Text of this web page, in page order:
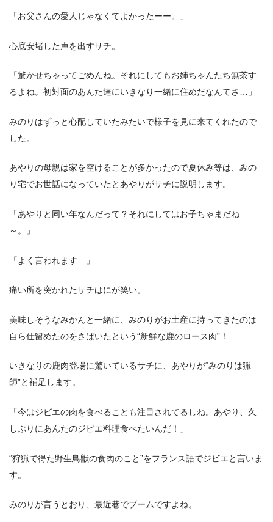
「お父さんの愛人じゃなくてよかったーー。」
心底安堵した声を出すサチ。
「驚かせちゃってごめんね。それにしてもお姉ちゃんたち無茶す
るよね。初対面のあんた達にいきなり一緒に住めだなんてさ…」
みのりはずっと心配していたみたいで様子を見に来てくれたので
した。
あやりの母親は家を空けることが多かったので夏休み等は、みの
り宅でお世話になっていたとあやりがサチに説明します。
「あやりと同い年なんだって？それにしてはお子ちゃまだね
～。」
「よく言われます…」
痛い所を突かれたサチはにが笑い。
美味しそうなみかんと一緒に、みのりがお土産に持ってきたのは
自ら仕留めたのをさばいたという“新鮮な鹿のロース肉”！
いきなりの鹿肉登場に驚いているサチに、あやりが“みのりは猟
師”と補足します。
「今はジビエの肉を食べることも注目されてるしね。あやり、久
しぶりにあんたのジビエ料理食べたいんだ！」
“狩猟で得た野生鳥獣の食肉のこと”をフランス語でジビエと言いま
す。
みのりが言うとおり、最近巷でブームですよね。